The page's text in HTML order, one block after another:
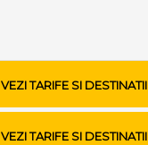
VEZI TARIFE SI DESTINATII
VEZI TARIFE SI DESTINATII